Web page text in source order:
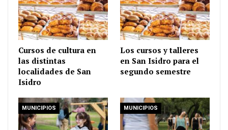
Cursos de cultura en
las distintas
localidades de San
Isidro
Los cursos y talleres
en San Isidro para el
segundo semestre
MUNICIPIOS MUNICIPIOS